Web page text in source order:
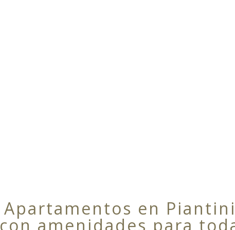
Apartamentos en
con amenidades para